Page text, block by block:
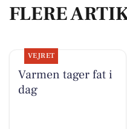
FLERE
VEJRET
Varmen tager fat i
dag